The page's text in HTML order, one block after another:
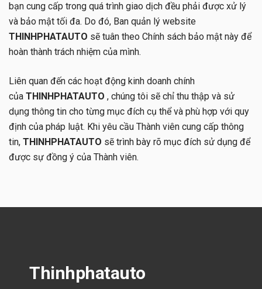
bạn cung cấp trong quá trình giao dịch đều phải được xử lý
và bảo mật tối đa. Do đó, Ban quản lý website
THINHPHATAUTO sẽ tuân theo Chính sách bảo mật này để
hoàn thành trách nhiệm của mình.
Liên quan đến các hoạt động kinh doanh chính
của THINHPHATAUTO , chúng tôi sẽ chỉ thu thập và sử
dụng thông tin cho từng mục đích cụ thể và phù hợp với quy
định của pháp luật. Khi yêu cầu Thành viên cung cấp thông
tin, THINHPHATAUTO sẽ trình bày rõ mục đích sử dụng để
được sự đồng ý của Thành viên.
Thinhphatauto